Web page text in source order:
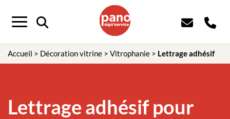
Menu
Accueil > Décoration vitrine > Vitrophanie > Lettrage adhésif
Lettrage adhésif pour